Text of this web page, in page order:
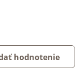
hodnotenie